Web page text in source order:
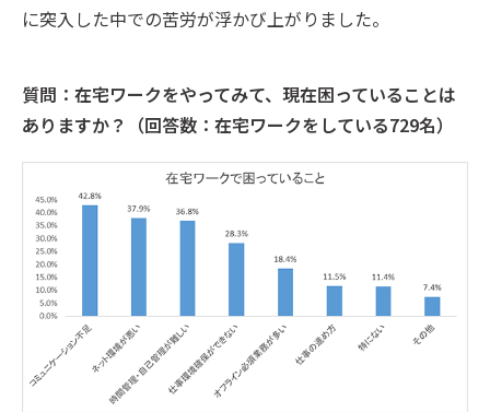
に突入した中での苦労が浮かび上がりました。
質問：在宅ワークをやってみて、現在困っていることは
ありますか？（回答数：在宅ワークをしている729名）